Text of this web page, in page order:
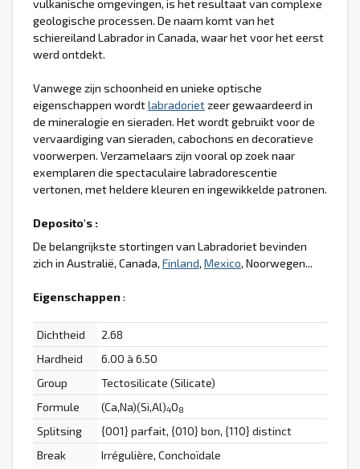
vulkanische omgevingen, is het resultaat van complexe
geologische processen. De naam komt van het
schiereiland Labrador in Canada, waar het voor het eerst
werd ontdekt.
Vanwege zijn schoonheid en unieke optische
eigenschappen wordtlabradorietzeer gewaardeerd in
de mineralogie en sieraden. Het wordt gebruikt voor de
vervaardiging van sieraden, cabochons en decoratieve
voorwerpen. Verzamelaars zijn vooral op zoek naar
exemplaren die spectaculaire labradorescentie
vertonen, met heldere kleuren en ingewikkelde patronen.
Deposito's :
De belangrijkste stortingen van Labradoriet bevinden
zich in Australië, Canada, Finland, Mexico, Noorwegen...
Eigenschappen :
Dichtheid
2.68
Hardheid
6.00 à 6.50
Group
Tectosilicate (Silicate)
Formule
(Ca,Na)(Si,Al)4O8
Splitsing
{001} parfait, {010} bon, {110} distinct
Break
Irrégulière, Conchoïdale